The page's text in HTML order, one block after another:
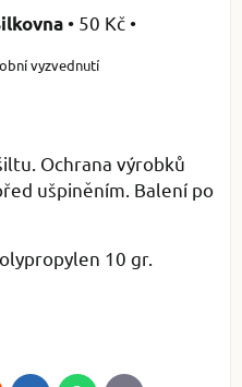
• 50 Kč •
vyzvednutí
Ochrana výrobků
ušpiněním. Balení po
10 gr.